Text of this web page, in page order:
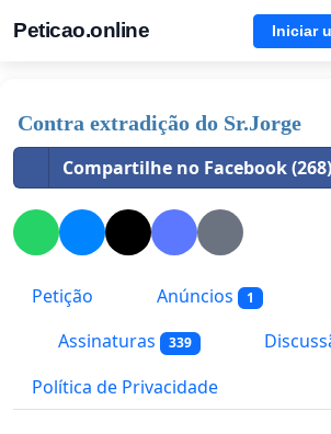
Peticao.online Iniciar
Contra extradição do Sr.Jorge
Compartilhe no Facebook (268)
Petição Anúncios 1
Assinaturas 339
Política de Privacidade